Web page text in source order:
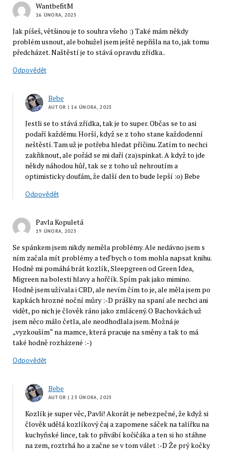
WantbefitM
16 ÚNORA, 2025
Jak píšeš, většinou je to souhra všeho :) Také mám někdy
problém usnout, ale bohužel jsem ještě nepřišla na to, jak tomu
předcházet. Naštěstí je to stává opravdu zřídka..
Odpovědět
Bebe
AUTOR | 16 ÚNORA, 2025
Jestli se to stává zřídka, tak je to super. Občas se to asi
podaří každému. Horší, když se z toho stane každodenní
neštěstí. Tam už je potřeba hledat příčinu. Zatím to nechci
zakřiknout, ale pořád se mi daří (za)spinkat. A když to jde
někdy náhodou hůř, tak se z toho už nehroutím a
optimisticky doufám, že další den to bude lepší :o) Bebe
Odpovědět
Pavla Kopuletá
19 ÚNORA, 2025
Se spánkem jsem nikdy neměla problémy. Ale nedávno jsem s
ním začala mít problémy a teď bych o tom mohla napsat knihu.
Hodně mi pomáhá brát kozlík, Sleepgreen od Green Idea,
Migreen na bolesti hlavy a hořčík. Spím pak jako mimino.
Hodně jsem užívala i CBD, ale nevím čím to je, ale měla jsem po
kapkách hrozné noční můry :-D prášky na spaní ale nechci ani
vidět, po nich je člověk ráno jako zmlácený. O Bachovkách už
jsem něco málo četla, ale neodhodlala jsem. Možná je
„vyzkouším“ na mamce, která pracuje na směny a tak to má
také hodně rozházené :-)
Odpovědět
Bebe
AUTOR | 23 ÚNORA, 2025
Kozlík je super věc, Pavli! Akorát je nebezpečné, že když si
člověk udělá kozlíkový čaj a zapomene sáček na talířku na
kuchyňské lince, tak to přivábí kočičáka a ten si ho stáhne
na zem, roztrhá ho a začne se v tom válet :-D Že prý kočky